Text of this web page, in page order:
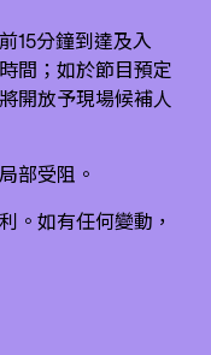
15分鐘到達及入
間；如於節目預定
開放予現場候補人
部受阻。
。如有任何變動，